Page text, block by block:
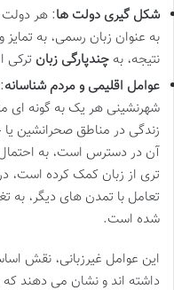
شکل گیری دولت ها: هر
به عنوان زبان رسمی، به
نتیجه، به چندپارگی زبان ترکی
عوامل اقلیمی و مردم شناسانه
شهرنشینی هر یک به گونه ای
زندگی در مناطق صحرانشین یا
آن در دسترس است، به احتمال
تری از زبان کمک کرده است،
تعامل با تمدن های دیگر، به
شده است.
این عوامل غیرزبانی، نقش
داشته اند و نشان می دهند که